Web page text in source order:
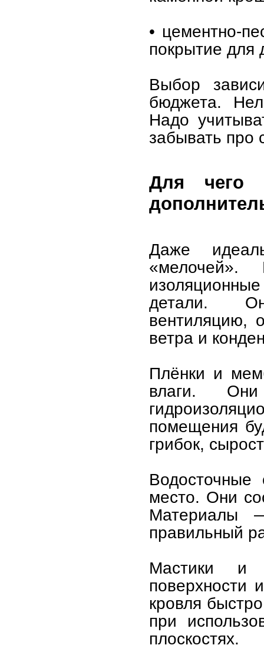
• цементно-
покрытие для
Выбор
бюджета.
Надо
забывать про
Для чего
Даже
«мелочей».
детали.
вентиляцию,
ветра и
Плёнки и
влаги.
помещения
грибок,
место. Они
Материалы
правильный
Мастики и
поверхности
кровля
при
плоскостях.